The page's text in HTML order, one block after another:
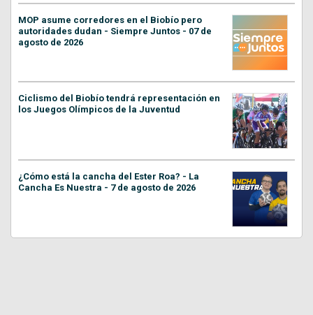
MOP asume corredores en el Biobío pero
autoridades dudan - Siempre Juntos - 07 de
agosto de 2026
Ciclismo del Biobío tendrá representación en
los Juegos Olímpicos de la Juventud
¿Cómo está la cancha del Ester Roa? - La
Cancha Es Nuestra - 7 de agosto de 2026